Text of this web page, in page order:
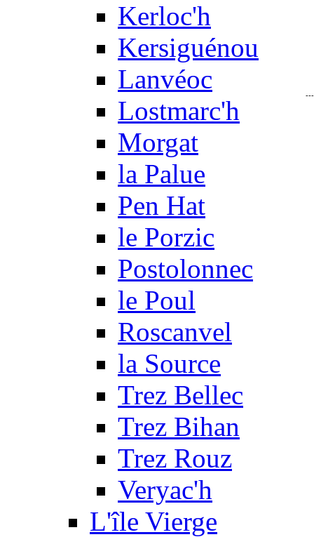
Kerloc'h
Kersiguénou
Lanvéoc
Lostmarc'h
Morgat
la Palue
Pen Hat
le Porzic
Postolonnec
le Poul
Roscanvel
la Source
Trez Bellec
Trez Bihan
Trez Rouz
Veryac'h
L'île Vierge